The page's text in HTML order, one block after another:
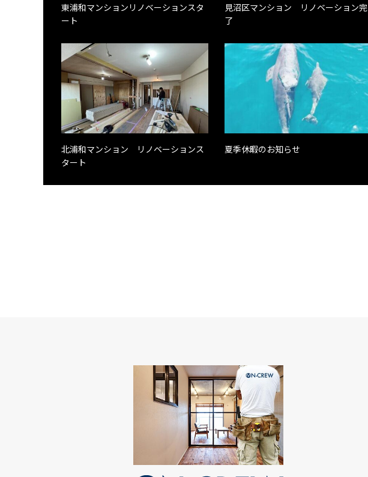
東浦和マンションリノベーションスタ
ート
見沼区マンション リノベーション完
了
北浦和マンション リノベーションス
タート
夏季休暇のお知らせ